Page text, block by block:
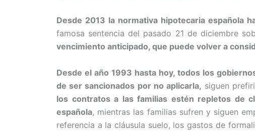
Desde 2013 la normativa hipotecaria española
famosa sentencia del pasado 21 de diciembre
vencimiento anticipado, que puede volver a
Desde el año 1993 hasta hoy, todos los
de ser sancionados por no aplicarla, siguen
los contratos a las familias estén repletos de
española, mientras las familias sufren y siguen
referencia a la cláusula suelo, los gastos de